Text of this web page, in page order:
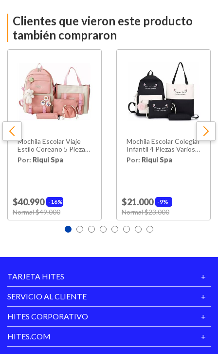
Clientes que vieron este producto
también compraron
Mochila Escolar Viaje
Estilo Coreano 5 Piezas
Kit Rosa
Por: Riqui Spa
16%
$40.990
Price reduced from
Normal $49.000
Mochila Escolar Colegial
Infantil 4 Piezas Varios
Modelos
Por: Riqui Spa
9%
$21.000
Price reduced from
Normal $23.000
TARJETA HITES
SERVICIO AL CLIENTE
HITES CORPORATIVO
HITES.COM